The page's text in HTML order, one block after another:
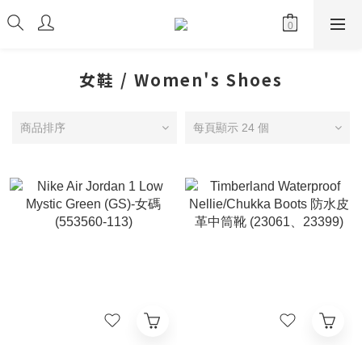
女鞋 / Women's Shoes
商品排序 每頁顯示 24 個